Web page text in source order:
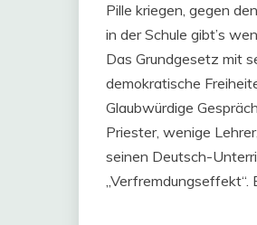
Pille kriegen, gegen
in der Schule gibt’s
Das Grundgesetz mit
demokratische
Glaubwürdige
Priester, wenige
seinen Deutsch-
„Verfremdungseffekt“.